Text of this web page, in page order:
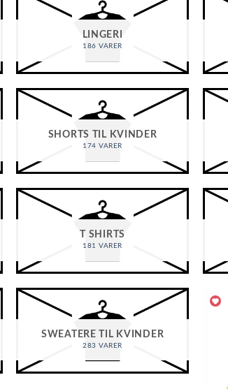
LINGERI
186 VARER
SHORTS TIL KVINDER
174 VARER
T SHIRTS
181 VARER
SWEATERE TIL KVINDER
283 VARER